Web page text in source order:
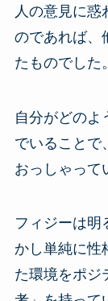
人の意見に惑
のであれば、
たものでした。
自分がどのよ
でいることで
おっしゃって
フィジーは明
かし単純に性
た環境をポジ